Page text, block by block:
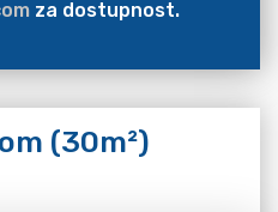
za dostupnost.
(30m²)